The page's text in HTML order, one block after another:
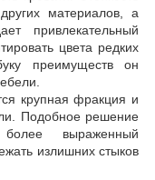
материалов, а
привлекательный
цвета редких
преимуществ он
крупная фракция и
Подобное решение
выраженный
излишних стыков